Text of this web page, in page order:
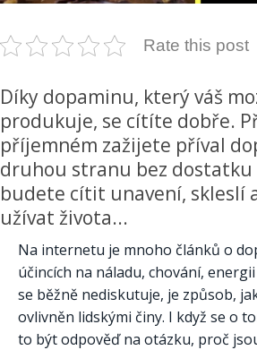
Rate this post
Díky dopaminu, který váš
produkuje, se cítíte dobře.
příjemném zažijete příval
druhou stranu bez dostatku
budete cítit unavení, skleslí
užívat života...
Na internetu je mnoho článků o
účincích na náladu, chování,
se běžně nediskutuje, je způsob,
ovlivněn lidskými činy. I když se o
to být odpověď na otázku, proč